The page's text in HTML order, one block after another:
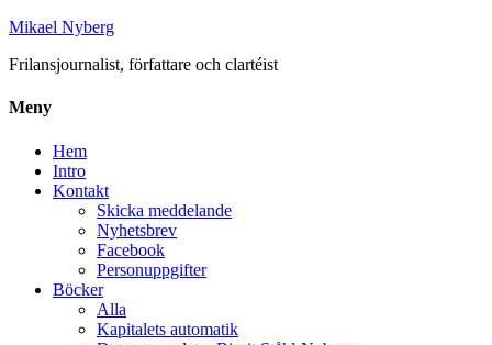
Mikael Nyberg
Frilansjournalist, författare och clartéist
Meny
Hem
Intro
Kontakt
Skicka meddelande
Nyhetsbrev
Facebook
Personuppgifter
Böcker
Alla
Kapitalets automatik